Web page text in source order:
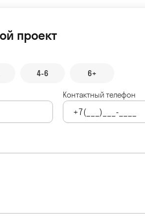
проект
4-6 6+
Контактный телефон